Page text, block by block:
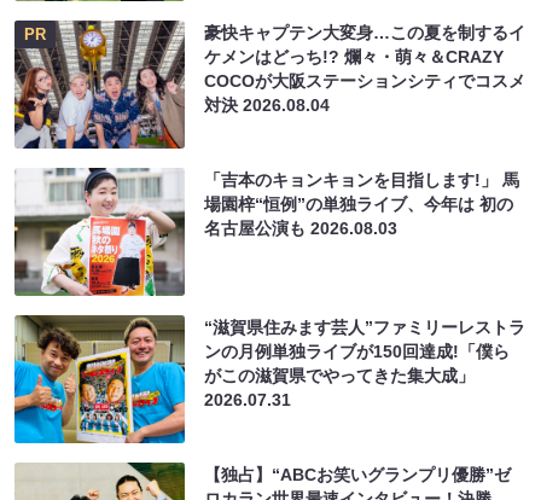
PR
豪快キャプテン大変身…この夏を制するイ
ケメンはどっち!? 爛々・萌々＆CRAZY
COCOが大阪ステーションシティでコスメ
対決2026.08.04
「吉本のキョンキョンを目指します!」 馬
場園梓“恒例”の単独ライブ、今年は 初の
名古屋公演も2026.08.03
“滋賀県住みます芸人”ファミリーレストラ
ンの月例単独ライブが150回達成!「僕ら
がこの滋賀県でやってきた集大成」
2026.07.31
【独占】“ABCお笑いグランプリ優勝”ゼ